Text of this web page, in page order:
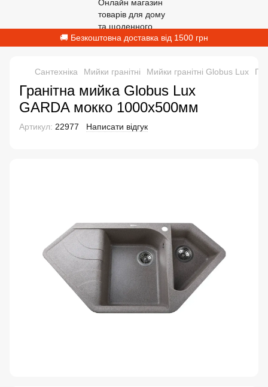
🚚 Безкоштовна доставка від 1500 грн
Сантехніка Мийки гранітні Мийки гранітні Globus Lux
Гранітна мийка Globus Lux
GARDA мокко 1000х500мм
Артикул: 22977 Написати відгук